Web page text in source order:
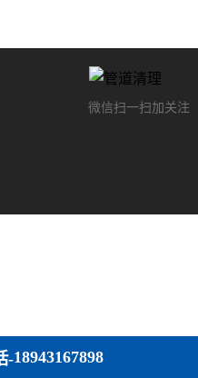
微信扫一扫加关注
-18943167898